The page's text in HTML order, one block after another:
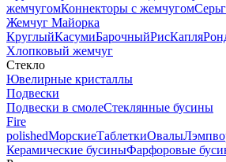
жемчугомКоннекторы с жемчугом
Жемчуг Майорка
КруглыйКасумиБарочныйРисКапля
Хлопковый жемчуг
Стекло
Ювелирные кристаллы
Подвески
Подвески в смолеСтеклянные бусины
Fire
polishedМорскиеТаблеткиОвалы
Керамические бусиныФарфоровые